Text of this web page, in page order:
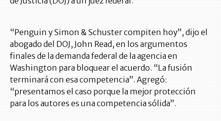
“Penguin y Simon & Schuster compiten hoy”, dijo el
abogado del DOJ, John Read, en los argumentos
finales de la demanda federal de la agencia en
Washington para bloquear el acuerdo. “La fusión
terminará con esa competencia”. Agregó:
“presentamos el caso porque la mejor protección
para los autores es una competencia sólida”.